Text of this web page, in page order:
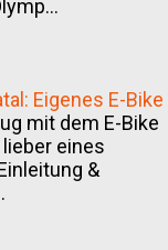
Eigenes E-Bike
mit dem E-Bike
eines
&